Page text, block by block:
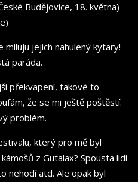
Budějovice, 18. května)
miluju jejich nahulený kytary!
paráda.
překvapení, takové to
že se mi ještě poštěstí.
problém.
který pro mě byl
z Gutalax? Spousta lidí
nehodí atd. Ale opak byl